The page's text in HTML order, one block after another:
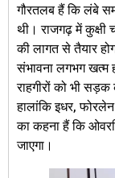
गौरतलब हैं कि लंबे
थी। राजगढ़ में कुक्षी
की लागत से तैयार
संभावना लगभग खत्म
राहगीरों को भी
हालांकि इधर, फोरलेन
का कहना हैं कि
जाएगा।